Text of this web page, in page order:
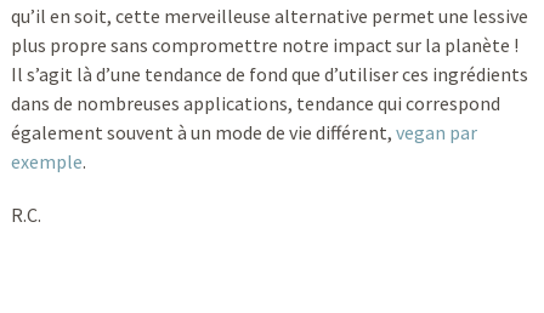
qu’il en soit, cette merveilleuse alternative permet une lessive
plus propre sans compromettre notre impact sur la planète !
Il s’agit là d’une tendance de fond que d’utiliser ces ingrédients
dans de nombreuses applications, tendance qui correspond
également souvent à un mode de vie différent, vegan par
exemple.
R.C.